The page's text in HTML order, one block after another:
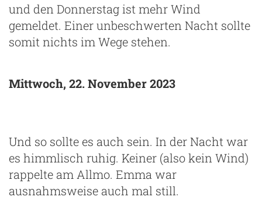
und den Donnerstag ist mehr Wind
gemeldet. Einer unbeschwerten Nacht sollte
somit nichts im Wege stehen.
Mittwoch, 22. November 2023
Und so sollte es auch sein. In der Nacht war
es himmlisch ruhig. Keiner (also kein Wind)
rappelte am Allmo. Emma war
ausnahmsweise auch mal still.